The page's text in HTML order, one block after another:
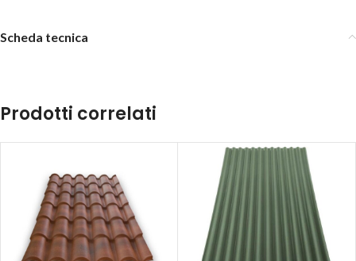
Scheda tecnica
Prodotti correlati